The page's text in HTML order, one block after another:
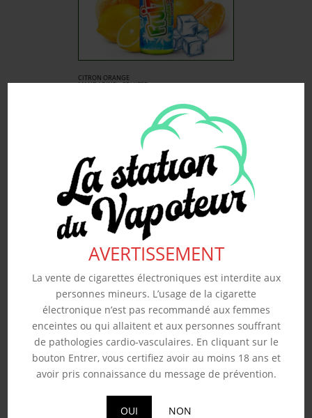
AVERTISSEMENT
La vente de cigarettes électroniques est interdite aux
personnes mineurs. L’usage de la cigarette
électronique n’est pas recommandé aux femmes
enceintes ou qui allaitent et aux personnes souffrant
de pathologies cardio-vasculaires. En cliquant sur le
bouton Entrer, vous certifiez avoir au moins 18 ans et
avoir pris connaissance du message de prévention.
OUI NON
CITRON ORANGE
MANDARINE – FRUIZEE
Souhaits
Voir produit